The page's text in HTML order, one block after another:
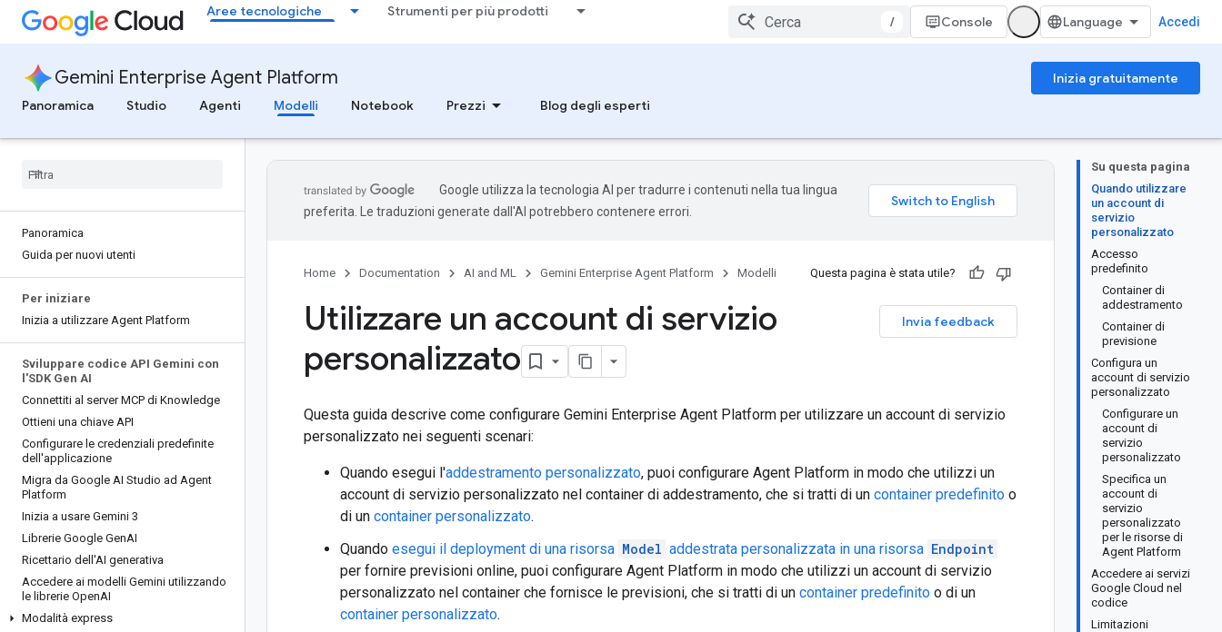
Aree tecnologiche Strumenti per più prodotti
/ Console Accedi
Gemini Enterprise Agent Platform
Inizia gratuitamente
Panoramica
Studio Agenti Modelli Notebook Prezzi Blog degli esperti
Panoramica
Guida per nuovi utenti
Per iniziare
Inizia a utilizzare Agent Platform
Sviluppare codice API Gemini con
l'SDK Gen AI
Connettiti al server MCP di Knowledge
Ottieni una chiave API
Configurare le credenziali predefinite
dell'applicazione
Migra da Google AI Studio ad Agent
Platform
Inizia a usare Gemini 3
Librerie Google GenAI
Ricettario dell'AI generativa
Accedere ai modelli Gemini utilizzando
le librerie OpenAI
Modalità express
Su questa pagina
Quando utilizzare
un account di
servizio
personalizzato
Accesso
predefinito
Container di
addestramento
Container di
previsione
Configura un
account di servizio
personalizzato
Configurare un
account di
servizio
personalizzato
Specifica un
account di
servizio
personalizzato
per le risorse di
Agent Platform
Accedere ai servizi
Google Cloud nel
codice
Limitazioni
Google utilizza la tecnologia AI per tradurre i contenuti nella tua lingua
preferita. Le traduzioni generate dall'AI potrebbero contenere errori.
Home Documentation AI and ML Gemini Enterprise Agent Platform Modelli Questa pagina è stata utile?
Invia feedback
Utilizzare un account di servizio
personalizzato
Questa guida descrive come configurare Gemini Enterprise Agent Platform per utilizzare un account di servizio
personalizzato nei seguenti scenari:
Quando esegui l'addestramento personalizzato, puoi configurare Agent Platform in modo che utilizzi un
account di servizio personalizzato nel container di addestramento, che si tratti di un container predefinito o
di un container personalizzato.
Quando esegui il deployment di una risorsa Model addestrata personalizzata in una risorsa Endpoint
per fornire previsioni online, puoi configurare Agent Platform in modo che utilizzi un account di servizio
personalizzato nel container che fornisce le previsioni, che si tratti di un container predefinito o di un
container personalizzato.